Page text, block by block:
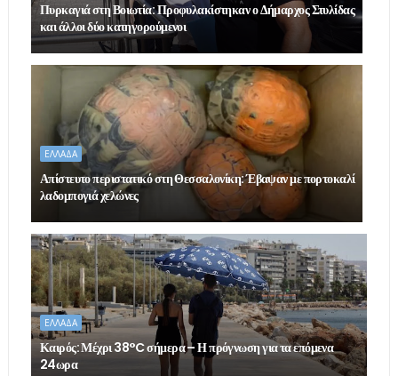
Πυρκαγιά στη Βοιωτία: Προφυλακίστηκαν ο Δήμαρχος Στυλίδας
και άλλοι δύο κατηγορούμενοι
ΕΛΛΑΔΑ
Απίστευτο περιστατικό στη Θεσσαλονίκη: Έβαψαν με πορτοκαλί
λαδομπογιά χελώνες
ΕΛΛΑΔΑ
Καιρός: Μέχρι 38°C σήμερα – Η πρόγνωση για τα επόμενα
24ωρα